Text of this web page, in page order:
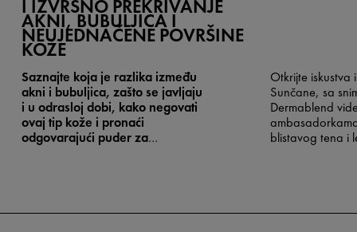
I IZVRSNO PREKRIVANJE
AKNI, BUBULJICA I
NEUJEDNAČENE POVRŠINE
KOŽE
Saznajte koja je razlika između
akni i bubuljica, zašto se javljaju
i u odrasloj dobi, kako negovati
ovaj tip kože i pronaći
odgovarajući puder za
bubuljicama i daje savete kako
Otkrijte iskustva
Sunčane, sa
Dermablend
blistavog tena i